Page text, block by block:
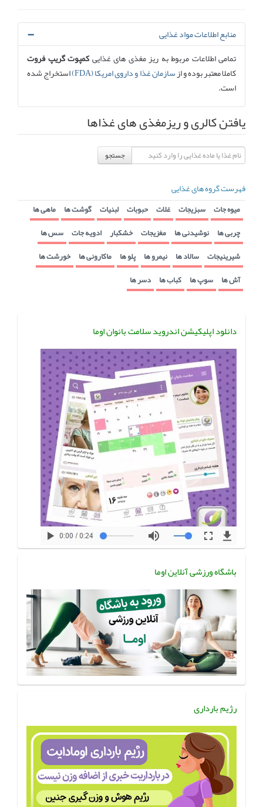
منابع اطلاعات مواد غذایی
تمامی اطلاعات مربوط به ریز مغذی های غذاییکمپوت گریپ فروت
کاملا معتبر بوده و ازسازمان غذا و داروی امریکا (FDA)
استخراج شده
است.
یافتن کالری و ریزمغذی های غذاها
جستجو
فهرست گروه های غذایی
میوه جات سبزیجات غلات حبوبات لبنیات گوشت ها ماهی ها
چربی ها نوشیدنی ها مغزیجات خشکبار ادویه جات سس ها
شیرینیجات سالاد ها نیمرو ها پلو ها ماکارونی ها خورشت ها
آش ها سوپ ها کباب ها دسر ها
دانلود اپلیکیشن اندروید سلامت بانوان اوما
باشگاه ورزشی آنلاین اوما
رژیم بارداری